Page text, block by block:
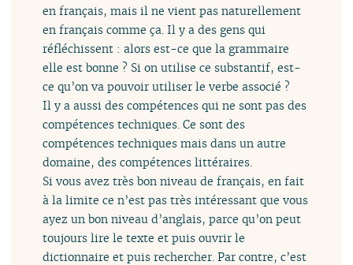
en français, mais il ne vient pas naturellement
en français comme ça. Il y a des gens qui
réfléchissent : alors est-ce que la grammaire
elle est bonne ? Si on utilise ce substantif, est-
ce qu’on va pouvoir utiliser le verbe associé ?
Il y a aussi des compétences qui ne sont pas des
compétences techniques. Ce sont des
compétences techniques mais dans un autre
domaine, des compétences littéraires.
Si vous avez très bon niveau de français, en fait
à la limite ce n’est pas très intéressant que vous
ayez un bon niveau d’anglais, parce qu’on peut
toujours lire le texte et puis ouvrir le
dictionnaire et puis rechercher. Par contre, c’est